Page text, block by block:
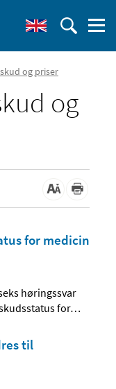
og priser
og
for medicin
høringssvar
for…
til